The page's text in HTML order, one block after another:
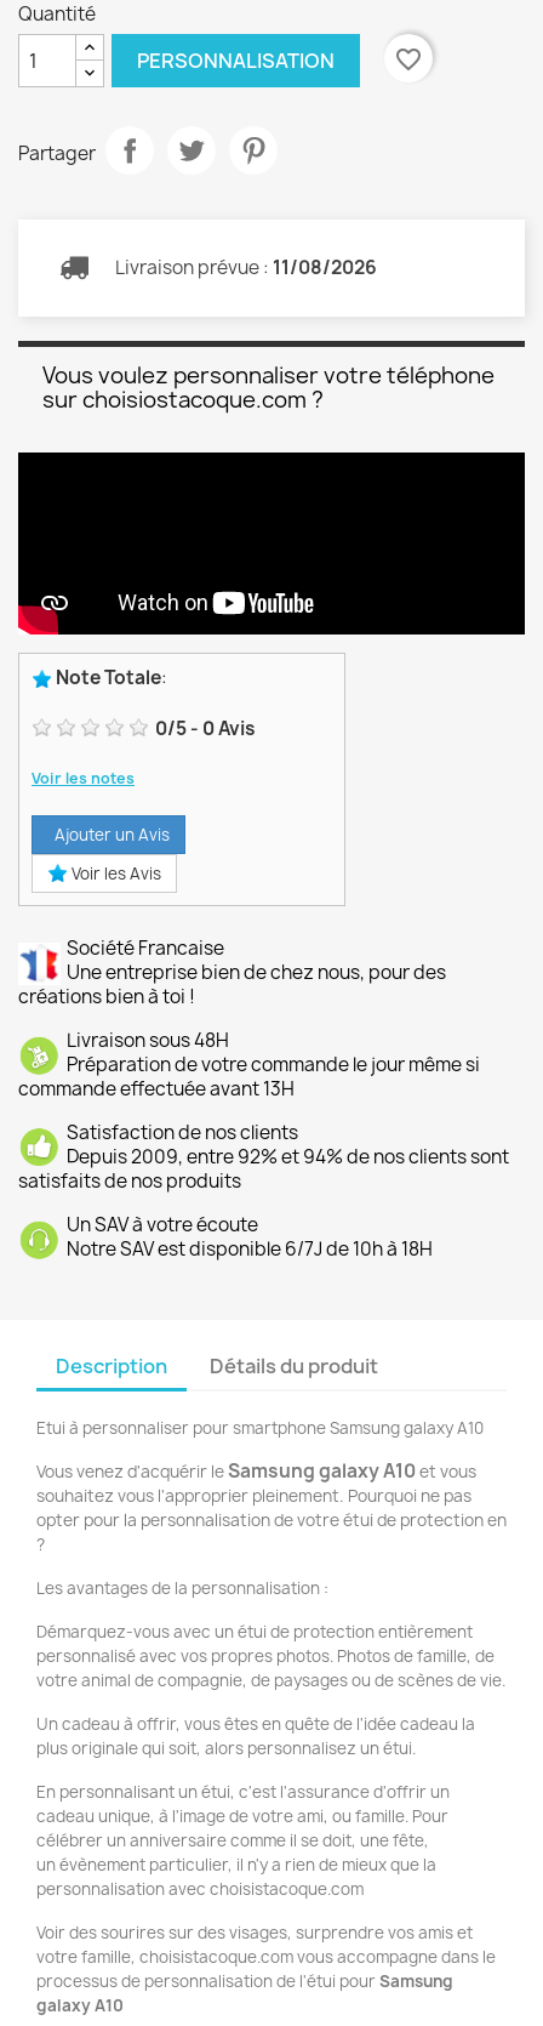
Quantité
PERSONNALISATION favorite_border
Partager
Livraison prévue : 11/08/2026
Vous voulez personnaliser votre téléphone
sur choisiostacoque.com ?
Note Totale:
0/5- 0Avis
Voir les notes
Ajouter un Avis
Voir les Avis
Société Francaise
Une entreprise bien de chez nous, pour des
créations bien à toi !
Livraison sous 48H
Préparation de votre commande le jour même si
commande effectuée avant 13H
Satisfaction de nos clients
Depuis 2009, entre 92% et 94% de nos clients sont
satisfaits de nos produits
Un SAV à votre écoute
Notre SAV est disponible 6/7J de 10h à 18H
Description Détails du produit
Etui à personnaliser pour smartphone Samsung galaxy A10
Vous venez d'acquérir leSamsung galaxy A10et vous
souhaitez vous l'approprier pleinement. Pourquoi ne pas
opter pour la personnalisation de votre étui de protection en
?
Les avantages de la personnalisation :
Démarquez-vous avec un étui de protection entièrement
personnalisé avec vos propres photos. Photos de famille, de
votre animal de compagnie, de paysages ou de scènes de vie.
Un cadeau à offrir, vous êtes en quête de l'idée cadeau la
plus originale qui soit, alors personnalisez un étui.
En personnalisant un étui, c'est l'assurance d'offrir un
cadeau unique, à l'image de votre ami, ou famille. Pour
célébrer un anniversaire comme il se doit, une fête,
un évènement particulier, il n'y a rien de mieux que la
personnalisation avec choisistacoque.com
Voir des sourires sur des visages, surprendre vos amis et
votre famille, choisistacoque.com vous accompagne dans le
processus de personnalisation de l'étui pour Samsung
galaxy A10